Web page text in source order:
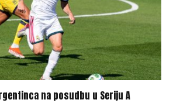
na posudbu u Seriju A